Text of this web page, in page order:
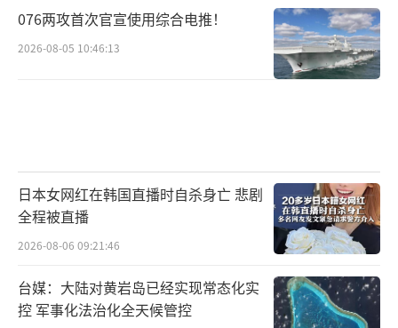
076两攻首次官宣使用综合电推！
2026-08-05 10:46:13
日本女网红在韩国直播时自杀身亡 悲剧
全程被直播
2026-08-06 09:21:46
台媒：大陆对黄岩岛已经实现常态化实
控 军事化法治化全天候管控